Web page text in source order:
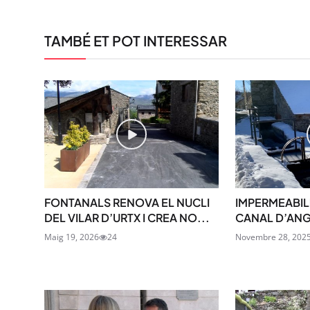
TAMBÉ ET POT INTERESSAR
FONTANALS RENOVA EL NUCLI
DEL VILAR D’URTX I CREA NO...
Maig 19, 2026 24
CANAL
Novembre 28, 2025